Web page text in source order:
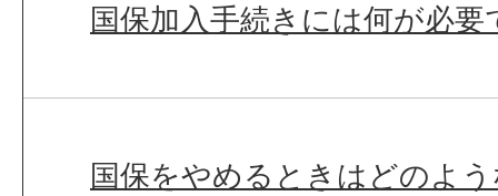
国保加入手続きには何が必要
国保をやめるときはどのよ